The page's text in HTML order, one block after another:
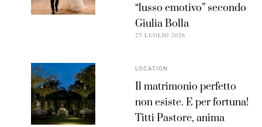
“lusso emotivo” secondo
Giulia Bolla
27 LUGLIO 2026
LOCATION
Il matrimonio perfetto
non esiste. E per fortuna!
Titti Pastore, anima